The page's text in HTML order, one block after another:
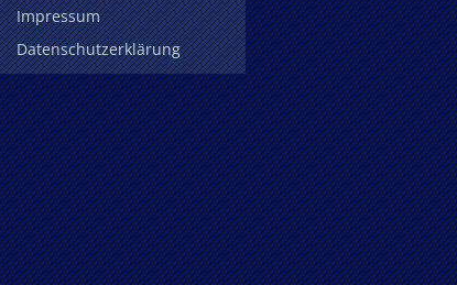
Impressum
Datenschutzerklärung